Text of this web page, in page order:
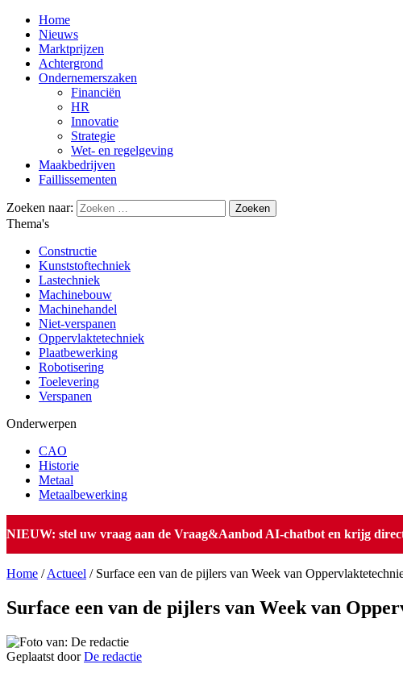
Home
Nieuws
Marktprijzen
Achtergrond
Ondernemerszaken
Financiën
HR
Innovatie
Strategie
Wet- en regelgeving
Maakbedrijven
Faillissementen
Zoeken naar:
Thema's
Constructie
Kunststoftechniek
Lastechniek
Machinebouw
Machinehandel
Niet-verspanen
Oppervlaktetechniek
Plaatbewerking
Robotisering
Toelevering
Verspanen
Onderwerpen
CAO
Historie
Metaal
Metaalbewerking
NIEUW: stel uw vraag aan de Vraag&Aanbod AI-chatbot en krijg
Home /Actueel / Surface een van de pijlers van Week van
Surface een van de pijlers van Week van
Geplaatst doorDe redactie